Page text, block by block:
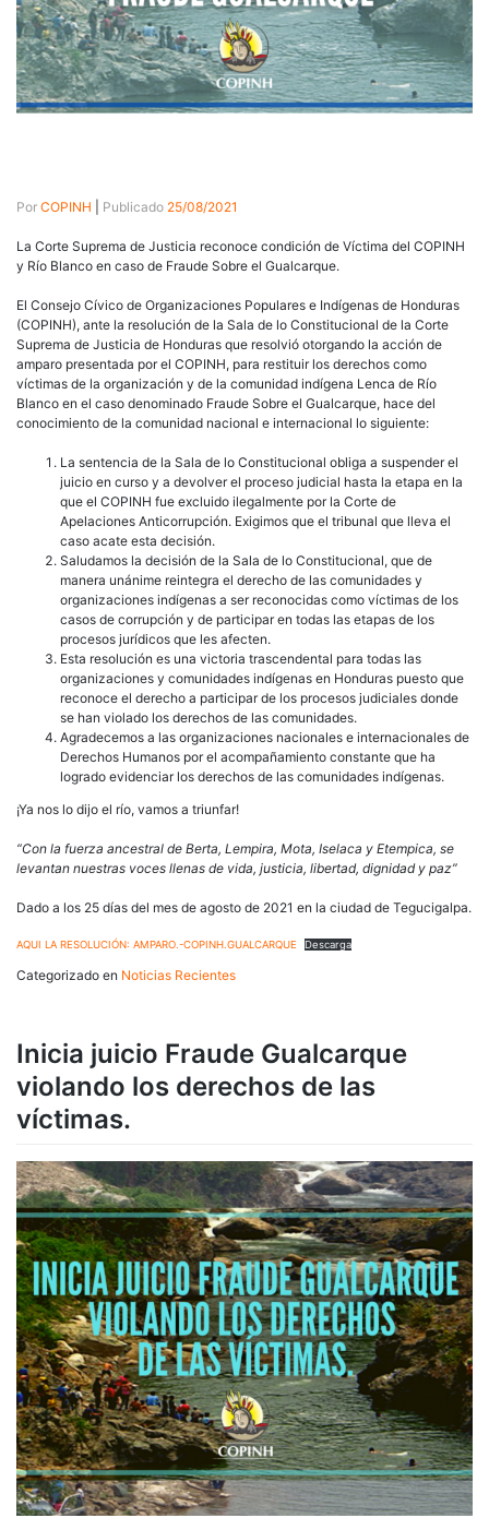
Por COPINH Publicado 25/08/2021
La Corte Suprema de Justicia reconoce condición de Víctima del COPINH
y Río Blanco en caso de Fraude Sobre el Gualcarque.
El Consejo Cívico de Organizaciones Populares e Indígenas de Honduras
(COPINH), ante la resolución de la Sala de lo Constitucional de la Corte
Suprema de Justicia de Honduras que resolvió otorgando la acción de
amparo presentada por el COPINH, para restituir los derechos como
víctimas de la organización y de la comunidad indígena Lenca de Río
Blanco en el caso denominado Fraude Sobre el Gualcarque, hace del
conocimiento de la comunidad nacional e internacional lo siguiente:
La sentencia de la Sala de lo Constitucional obliga a suspender el
juicio en curso y a devolver el proceso judicial hasta la etapa en la
que el COPINH fue excluido ilegalmente por la Corte de
Apelaciones Anticorrupción. Exigimos que el tribunal que lleva el
caso acate esta decisión.
Saludamos la decisión de la Sala de lo Constitucional, que de
manera unánime reintegra el derecho de las comunidades y
organizaciones indígenas a ser reconocidas como víctimas de los
casos de corrupción y de participar en todas las etapas de los
procesos jurídicos que les afecten.
Esta resolución es una victoria trascendental para todas las
organizaciones y comunidades indígenas en Honduras puesto que
reconoce el derecho a participar de los procesos judiciales donde
se han violado los derechos de las comunidades.
Agradecemos a las organizaciones nacionales e internacionales de
Derechos Humanos por el acompañamiento constante que ha
logrado evidenciar los derechos de las comunidades indígenas.
¡Ya nos lo dijo el río, vamos a triunfar!
“Con la fuerza ancestral de Berta, Lempira, Mota, Iselaca y Etempica, se
levantan nuestras voces llenas de vida, justicia, libertad, dignidad y paz”
Dado a los 25 días del mes de agosto de 2021 en la ciudad de Tegucigalpa.
AQUI LA RESOLUCIÓN: AMPARO.-COPINH.GUALCARQUE Descarga
Categorizado en Noticias Recientes
Inicia juicio Fraude Gualcarque
violando los derechos de las
víctimas.